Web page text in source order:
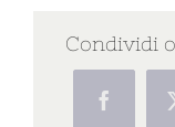
Condividi